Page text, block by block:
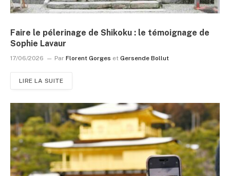
Faire le pélerinage de Shikoku : le témoignage de
Sophie Lavaur
17/06/2026 Par Florent Gorges et Gersende Bollut
LIRE LA SUITE